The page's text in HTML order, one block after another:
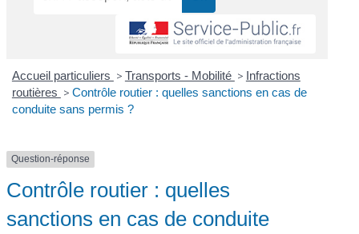
Accueil particuliers > Transports - Mobilité > Infractions
routières > Contrôle routier : quelles sanctions en cas de
conduite sans permis ?
Question-réponse
Contrôle routier : quelles
sanctions en cas de conduite